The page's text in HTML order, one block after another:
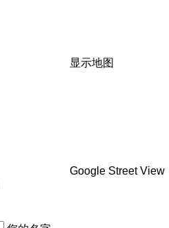
显示地图
Google Street View